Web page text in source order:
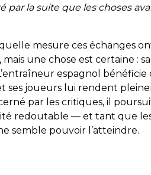
par la suite que les choses
mesure ces échanges
une chose est certaine : sa
espagnol bénéficie
ses joueurs lui rendent
par les critiques, il
redoutable — et tant que
semble pouvoir l’atteindre.